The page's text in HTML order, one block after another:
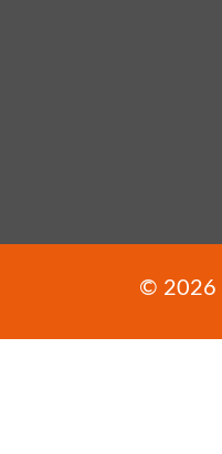
© 2026